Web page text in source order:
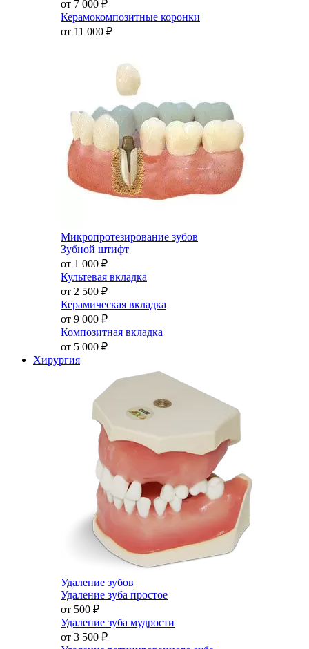
от 7 000 ₽
Керамокомпозитные коронки
от 11 000 ₽
Микропротезирование зубов
Зубной штифт
от 1 000 ₽
Культевая вкладка
от 2 500 ₽
Керамическая вкладка
от 9 000 ₽
Композитная вкладка
от 5 000 ₽
Хирургия
Удаление зубов
Удаление зуба простое
от 500 ₽
Удаление зуба мудрости
от 3 500 ₽